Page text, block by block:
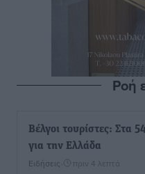
Ροή
Βέλγοι τουρίστες: Στα
για την Ελλάδα
Ειδήσεις πριν 4 λεπτά